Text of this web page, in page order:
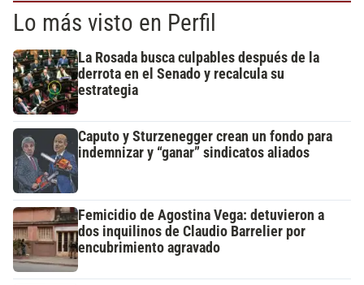
Lo más visto en Perfil
La Rosada busca culpables después de la
derrota en el Senado y recalcula su
estrategia
Caputo y Sturzenegger crean un fondo para
indemnizar y “ganar” sindicatos aliados
Femicidio de Agostina Vega: detuvieron a
dos inquilinos de Claudio Barrelier por
encubrimiento agravado